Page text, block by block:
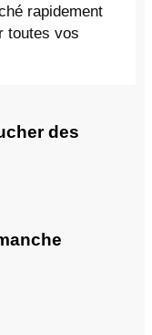
rapidement
toutes vos
des